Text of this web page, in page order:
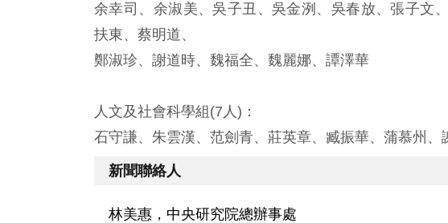
余幸司、余淑美、吳子丑、吳金洌、吳春放、張子文
扶東、蔡明道、
鄭淑珍、謝道時、魏福全、魏麗娜、譚澤華
人文及社會科學組(7人)：
石守謙、朱雲漢、范劍青、莊英章、臧振華、蒲慕州、
新聞聯絡人
林美惠，中央研究院總辦事處